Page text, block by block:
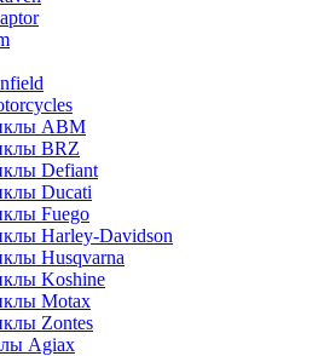
ABM
BRZ
Defiant
Ducati
Fuego
Harley-Davidson
Husqvarna
Koshine
Motax
Zontes
Agiax